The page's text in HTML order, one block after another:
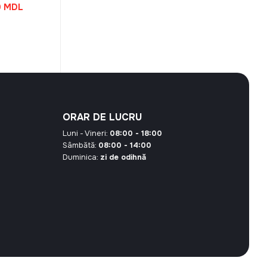
MDLPrețul
ORAR DE LUCRU
Luni - Vineri: 08:00 - 18:00
Sâmbătă: 08:00 - 14:00
Duminica: zi de odihnă